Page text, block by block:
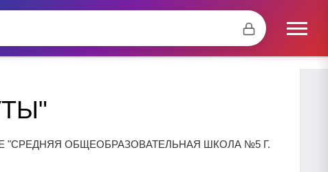
ОБЩЕОБРАЗОВАТЕЛЬНАЯ ШКОЛА №5 Г.